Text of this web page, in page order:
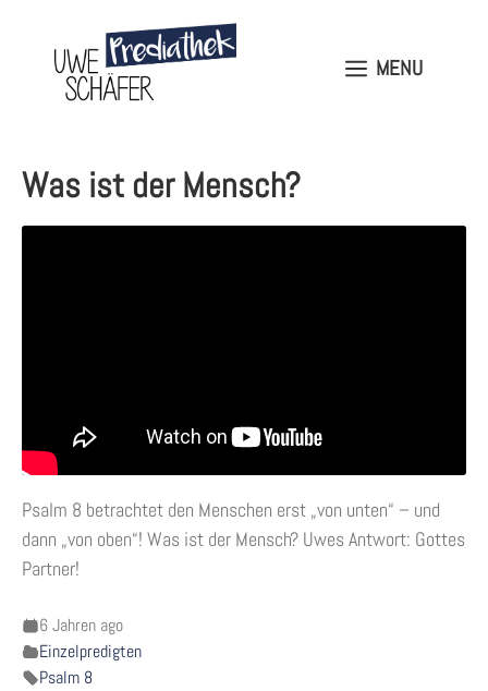
MENU
MENU
Was ist der Mensch?
Psalm 8 betrachtet den Menschen erst „von unten“ – und
dann „von oben“! Was ist der Mensch? Uwes Antwort: Gottes
Partner!
6 Jahren ago
Einzelpredigten
Psalm 8